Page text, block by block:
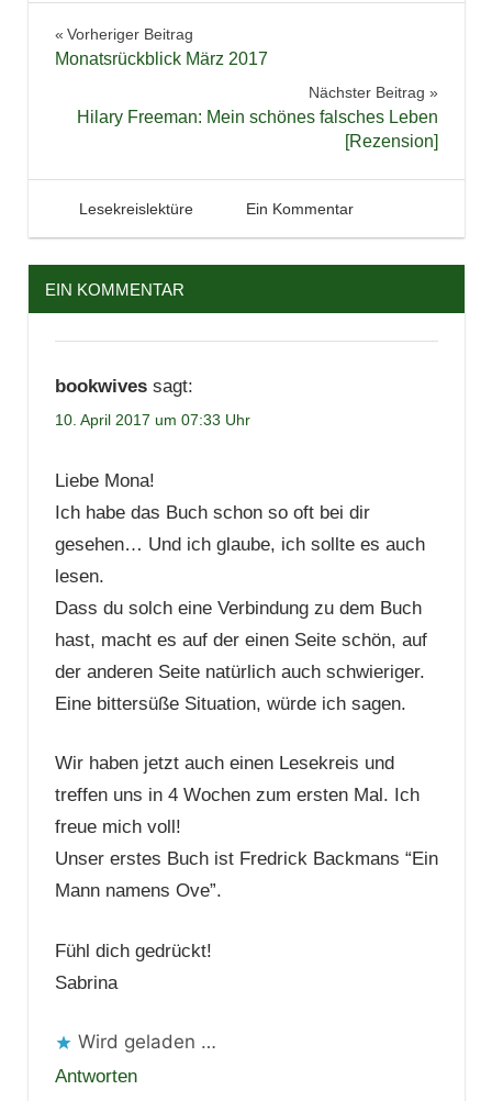
Lesekreis
Literatur
Beitragsnavigation
Vorheriger Beitrag
Monatsrückblick März 2017
Nächster Beitrag
Hilary Freeman: Mein schönes falsches Leben
[Rezension]
10. April 2017
Tintenhain
Lesekreislektüre Ein Kommentar
EIN KOMMENTAR
bookwives sagt:
10. April 2017 um 07:33 Uhr
Liebe Mona!
Ich habe das Buch schon so oft bei dir
gesehen… Und ich glaube, ich sollte es auch
lesen.
Dass du solch eine Verbindung zu dem Buch
hast, macht es auf der einen Seite schön, auf
der anderen Seite natürlich auch schwieriger.
Eine bittersüße Situation, würde ich sagen.
Wir haben jetzt auch einen Lesekreis und
treffen uns in 4 Wochen zum ersten Mal. Ich
freue mich voll!
Unser erstes Buch ist Fredrick Backmans “Ein
Mann namens Ove”.
Fühl dich gedrückt!
Sabrina
Wird geladen …
Antworten